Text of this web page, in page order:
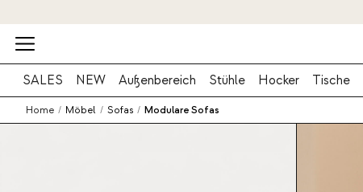
SALES NEW Außenbereich Stühle Hocker Tische
Home / Möbel / Sofas / Modulare Sofas